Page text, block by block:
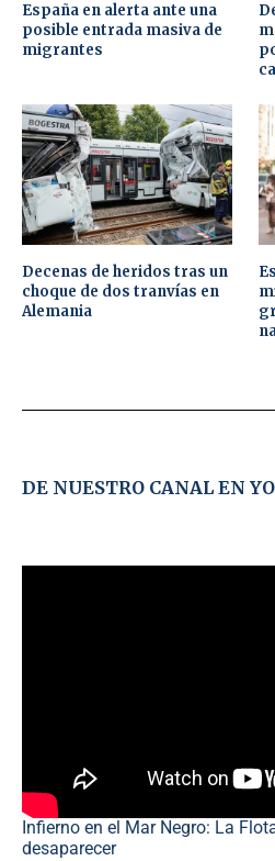
España en alerta ante una
posible entrada masiva de
migrantes
Decenas de heridos tras un
choque de dos tranvías en
Alemania
DE NUESTRO CANAL EN
Infierno en el Mar Negro: La
desaparecer